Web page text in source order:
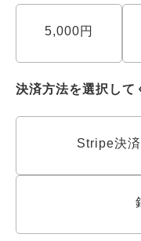
5,000円
決済方法を選択して
Stripe決済